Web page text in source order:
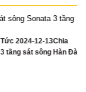
Sonata 3 tầng
2024-12-13Chia
sát sông Hàn Đà